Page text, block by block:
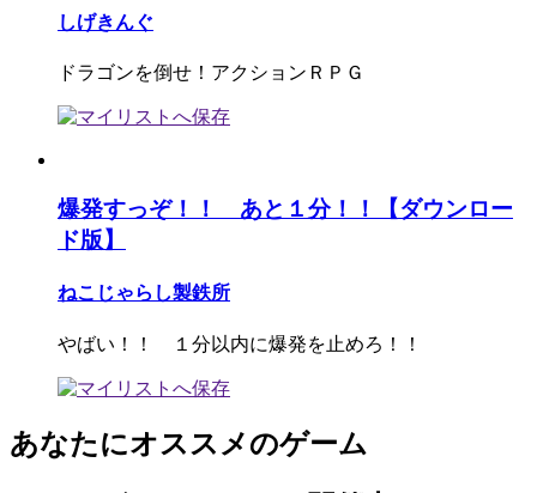
しげきんぐ
ドラゴンを倒せ！アクションＲＰＧ
爆発すっぞ！！ あと１分！！【ダウンロー
ド版】
ねこじゃらし製鉄所
やばい！！ １分以内に爆発を止めろ！！
あなたにオススメのゲーム